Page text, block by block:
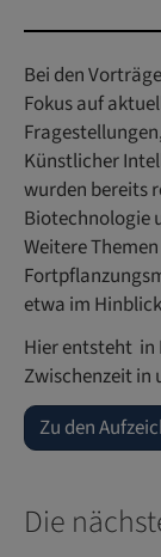
Bei den
Fokus auf
Künstlicher
wurden bereits
Biotechnologie
Weitere
etwa im
Hier entsteht in
Zwischenzeit in
Zu den
Die